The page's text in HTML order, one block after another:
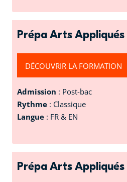
Prépa Arts Appliqués
DÉCOUVRIR LA FORMATION
Admission : Post-bac
Rythme : Classique
Langue : FR & EN
Prépa Arts